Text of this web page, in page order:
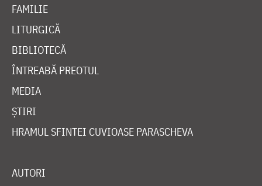
FAMILIE
LITURGICĂ
BIBLIOTECĂ
ÎNTREABĂ PREOTUL
MEDIA
ȘTIRI
HRAMUL SFINTEI CUVIOASE PARASCHEVA
AUTORI